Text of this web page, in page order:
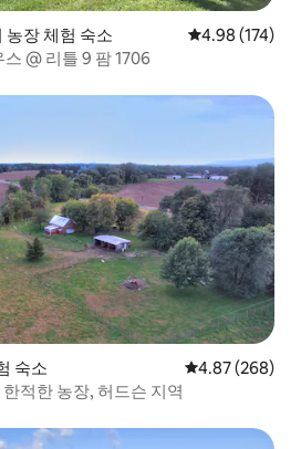
장 체험 숙소 평점 4.98점(5
4.98 (174)
@ 리틀 9 팜 1706
숙소 평점 4.87점(5
4.87 (268)
적한 농장, 허드슨 지역